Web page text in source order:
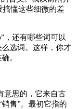
搞懂这些细微的差
，还有哪些词可以
选词。这样，你才
。
意思的，它来自古
销售”。最初它指的